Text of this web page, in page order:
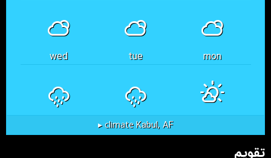
mon
tue
wed
Kabul, AF
climate ▸
تقویم